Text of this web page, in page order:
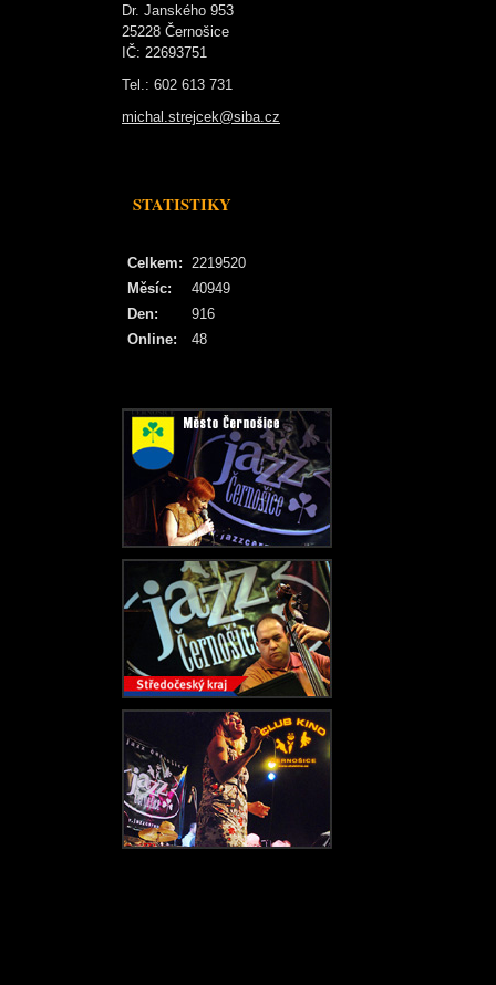
Dr. Janského 953
25228 Černošice
IČ: 22693751
Tel.: 602 613 731
michal.strejcek@siba.cz
STATISTIKY
Online: 48
Celkem: 2219520
Měsíc:
40949
Den:
916